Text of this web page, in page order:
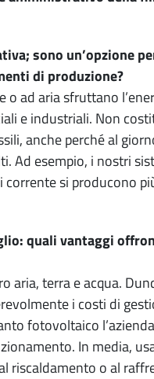
sono un’opzione
di produzione?
ad aria sfruttano
e industriali. Non
anche perché al
Ad esempio, i nostri
si producono
quali vantaggi
aria, terra e acqua.
i costi di
fotovoltaico
In media,
riscaldamento o al